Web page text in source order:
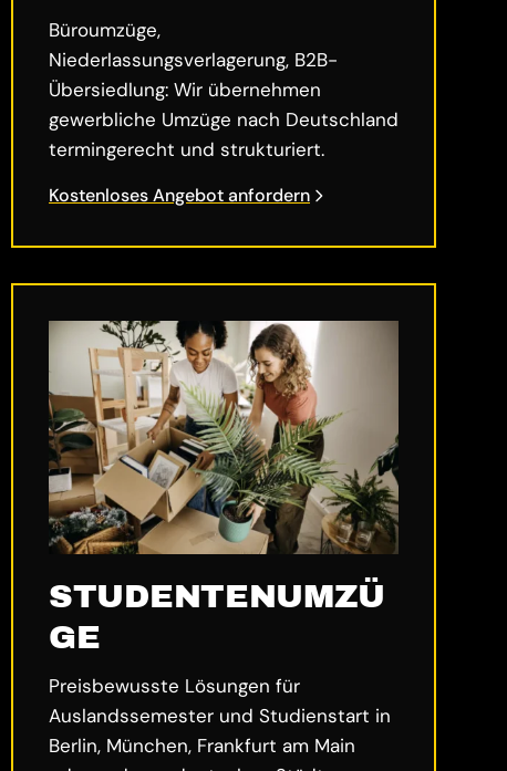
Büroumzüge,
Niederlassungsverlagerung, B2B-
Übersiedlung: Wir übernehmen
gewerbliche Umzüge nach Deutschland
termingerecht und strukturiert.
Kostenloses Angebot anfordern
STUDENTENUMZÜ
GE
Preisbewusste Lösungen für
Auslandssemester und Studienstart in
Berlin, München, Frankfurt am Main